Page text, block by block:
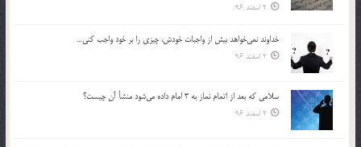
2 اسفند 96
خداوند نمي‌خواهد بيش از واجبات خودش، چيزي را بر خود واجب كني…
2 اسفند 96
سلامي كه بعد از اتمام نماز به 3 امام داده مي‌شود منشأ آن چيست؟
2 اسفند 96